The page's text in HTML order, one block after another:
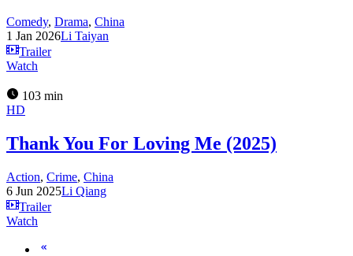
Comedy, Drama, China
1 Jan 2026Li Taiyan
Trailer
Watch
103 min
HD
Thank You For Loving Me (2025)
Action, Crime, China
6 Jun 2025Li Qiang
Trailer
Watch